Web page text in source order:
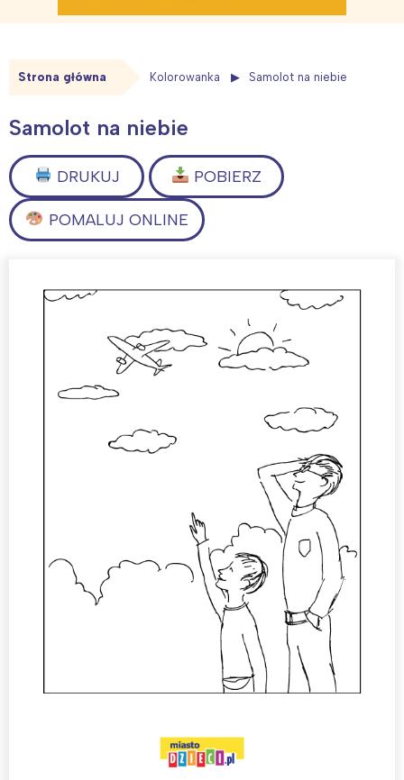
Strona główna Kolorowanka Samolot na niebie
Samolot na niebie
DRUKUJ POBIERZ
POMALUJ ONLINE